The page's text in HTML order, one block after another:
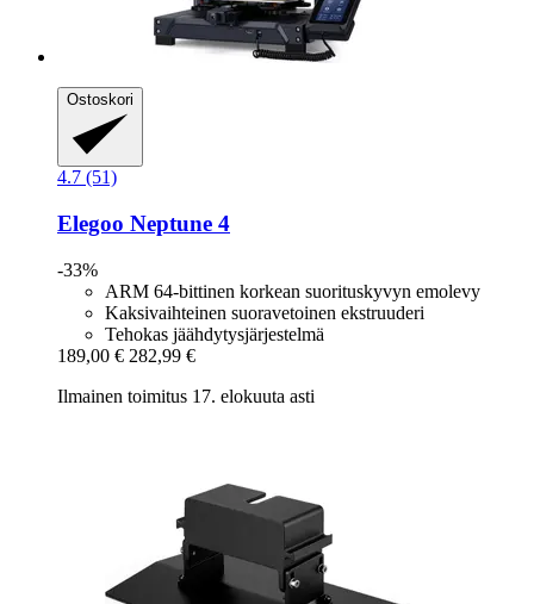
Ostoskori
4.7 (51)
Elegoo Neptune 4
-33%
ARM 64-bittinen korkean suorituskyvyn emolevy
Kaksivaihteinen suoravetoinen ekstruuderi
Tehokas jäähdytysjärjestelmä
189,00 € 282,99 €
Ilmainen toimitus 17. elokuuta asti